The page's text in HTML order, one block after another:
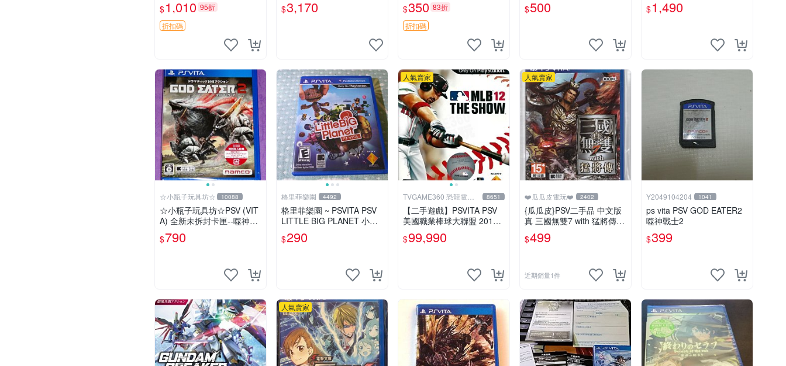
$1,010 95折
折扣碼
（略）3 限定版 純日版
$3,170 $350 83折
折扣碼
$500 $1,490
☆小瓶子玩具坊☆ 10088
☆小瓶子玩具坊☆PSV (VIT
A) 全新未拆封卡匣--噬神戰
士2《噬神者2》(日版)
$790
格里菲樂園 4492
格里菲樂園 ~ PSVITA PSV
LITTLE BIG PLANET 小小
大星球 美版
$290
人氣賣家
TVGAME360 恐龍電玩- 8651
【二手遊戲】PSVITA PSV
美國職業棒球大聯盟 2012
MLB THE SHOW 12 英文版
【台中恐龍電玩】
$99,990
人氣賣家
❤️瓜瓜皮電玩❤️ 2402
{瓜瓜皮}PSV二手品 中文版
真 三國無雙7 with 猛將傳
(遊戲都能回收)
$499
近期銷量1件
Y2049104204 1041
ps vita PSV GOD EATER2
噬神戰士2
$399
人氣賣家